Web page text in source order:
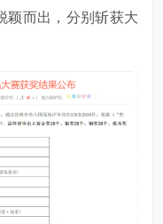
颖而出，分别斩获大